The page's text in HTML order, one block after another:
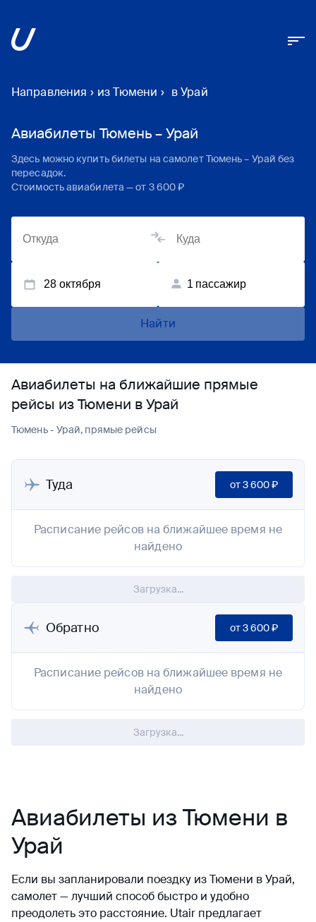
Направления › из Тюмени › в Урай
Авиабилеты Тюмень – Урай
Здесь можно купить билеты на самолетТюмень– Урай без
пересадок.
Стоимость авиабилета — от 3 600 ₽
28 октября 1 пассажир
Найти
Авиабилеты на ближайшие прямые
рейсы из Тюмени в Урай
Тюмень - Урай, прямые рейсы
Туда от3 600 ₽
Расписание рейсов на ближайшее время не
найдено
Загрузка...
Обратно от3 600 ₽
Расписание рейсов на ближайшее время не
найдено
Загрузка...
Авиабилеты из Тюмени в
Урай
Если вы запланировали поездку из Тюмени в Урай,
самолет — лучший способ быстро и удобно
преодолеть это расстояние. Utair предлагает